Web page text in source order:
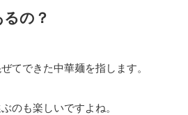
の？
てできた中華麺を指します。
のも楽しいですよね。